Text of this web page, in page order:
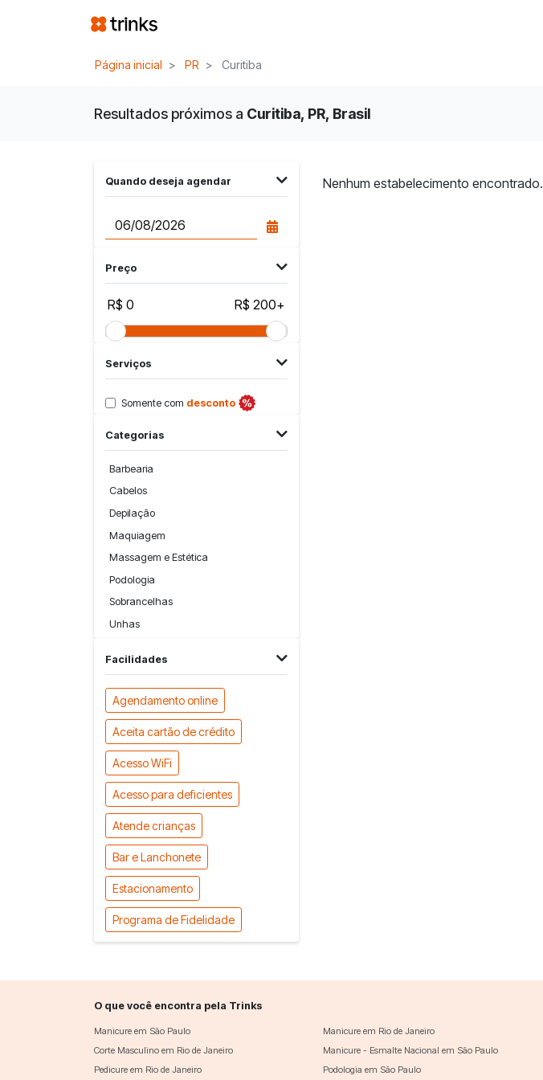
Página inicial PR Curitiba
Resultados próximos a Curitiba, PR, Brasil
Quando deseja agendar
Preço
R$ 0 R$ 200+
Serviços
Somente com desconto
Categorias
Barbearia
Cabelos
Depilação
Maquiagem
Massagem e Estética
Podologia
Sobrancelhas
Unhas
Facilidades
Agendamento online
Aceita cartão de crédito
Acesso WiFi
Acesso para deficientes
Atende crianças
Bar e Lanchonete
Estacionamento
Programa de Fidelidade
Nenhum estabelecimento encontrado.
O que você encontra pela Trinks
Manicure em São Paulo Manicure em Rio de Janeiro
Corte Masculino em Rio de Janeiro
Manicure - Esmalte Nacional em São Paulo
Pedicure em Rio de Janeiro
Podologia em São Paulo